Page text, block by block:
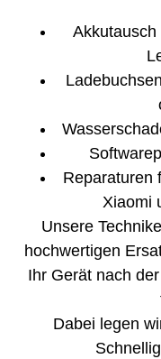
Reparaturen
Xiaomi
Unsere
hochwertigen
Ihr Gerät nach
Dabei legen